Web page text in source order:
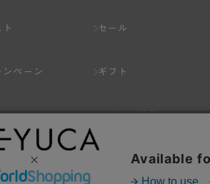
会員の登録は、弊社所定の情報を、インタ
会員登録は、一人につき１アカウントのみと
項の定めの他、弊社は、会員登録した方が
消すことがあります。
1） 本規約違反により、会員登録の抹消等の処
） 会員登録の申請に虚偽の事項が含まれてい
ンペーン
セール
ギフト
スタッフ募集